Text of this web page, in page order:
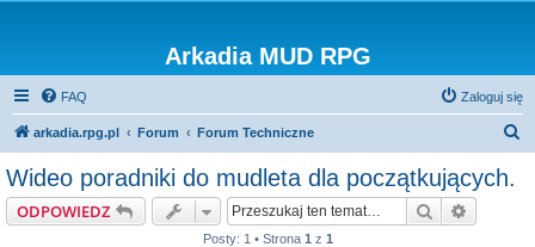
Arkadia MUD RPG
FAQ Zaloguj się
arkadia.rpg.pl Forum Forum Techniczne
Wideo poradniki do mudleta dla początkujących.
ODPOWIEDZ Szukaj
Posty: 1 • Strona 1 z 1